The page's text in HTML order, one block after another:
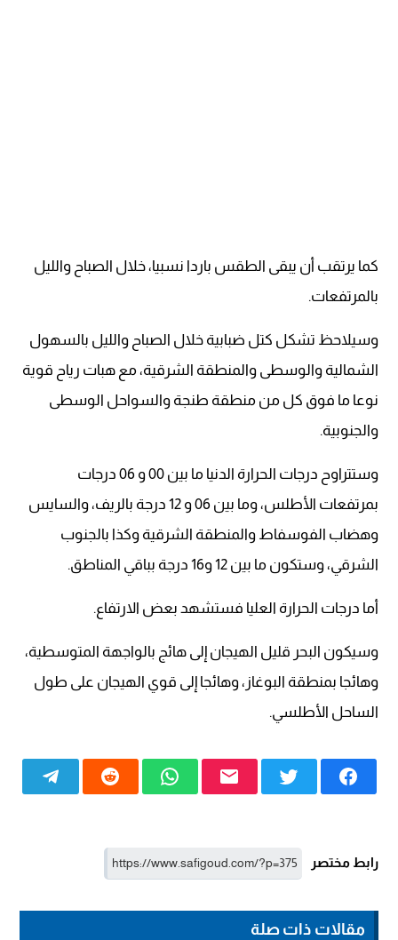
كما يرتقب أن يبقى الطقس باردا نسبيا، خلال الصباح والليل
بالمرتفعات.
وسيلاحظ تشكل كتل ضبابية خلال الصباح والليل بالسهول
الشمالية والوسطى والمنطقة الشرقية، مع هبات رياح قوية
نوعا ما فوق كل من منطقة طنجة والسواحل الوسطى
والجنوبية.
وستتراوح درجات الحرارة الدنيا ما بين 00 و 06 درجات
بمرتفعات الأطلس، وما بين 06 و 12 درجة بالريف، والسايس
وهضاب الفوسفاط والمنطقة الشرقية وكذا بالجنوب
الشرقي، وستكون ما بين 12 و16 درجة بباقي المناطق.
أما درجات الحرارة العليا فستشهد بعض الارتفاع.
وسيكون البحر قليل الهيجان إلى هائج بالواجهة المتوسطية،
وهائجا بمنطقة البوغاز، وهائجا إلى قوي الهيجان على طول
الساحل الأطلسي.
رابط مختصر
مقالات ذات صلة